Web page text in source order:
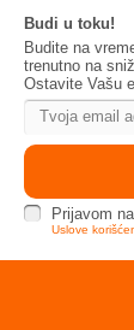
Budi u toku!
Budite na
trenutno na
Ostavite Vašu
Prijavom
Uslove